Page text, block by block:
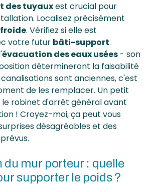
des tuyauxest crucial pour
Localisez précisément
. Vérifiez si elle est
votre futur bâti-support.
évacuation des eaux usées - son
détermineront la faisabilité
sont anciennes, c'est
de les remplacer. Un petit
le robinet d'arrêt général avant
! Croyez-moi, ça peut vous
désagréables et des
du mur porteur : quelle
supporter le poids ?